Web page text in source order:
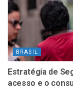
BRASIL
Estratégia de
acesso e o